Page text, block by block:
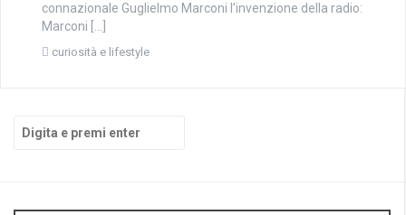
connazionale Guglielmo Marconi l’invenzione della radio:
Marconi […]
curiosità e lifestyle